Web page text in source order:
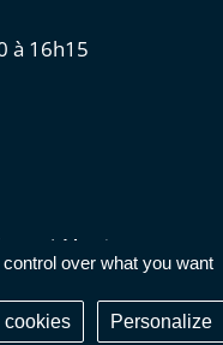
over what you want
cookies Personalize
à 16h15
| Mentions
Publications